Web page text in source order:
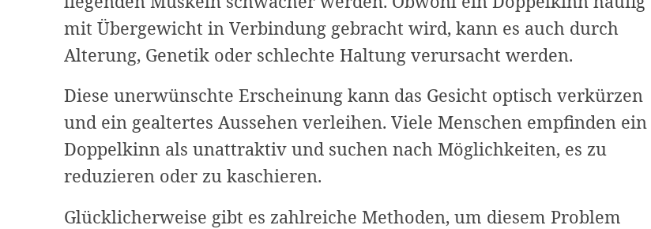
mit Übergewicht in Verbindung gebracht wird, kann es auch durch
Alterung, Genetik oder schlechte Haltung verursacht werden.
Diese unerwünschte Erscheinung kann das Gesicht optisch verkürzen
und ein gealtertes Aussehen verleihen. Viele Menschen empfinden ein
Doppelkinn als unattraktiv und suchen nach Möglichkeiten, es zu
reduzieren oder zu kaschieren.
Glücklicherweise gibt es zahlreiche Methoden, um diesem Problem